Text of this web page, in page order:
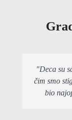
"Deca su
čim smo
bio